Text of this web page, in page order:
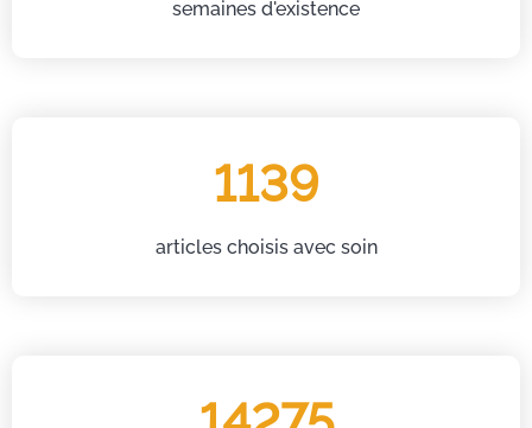
semaines d'existence
1139
articles choisis avec soin